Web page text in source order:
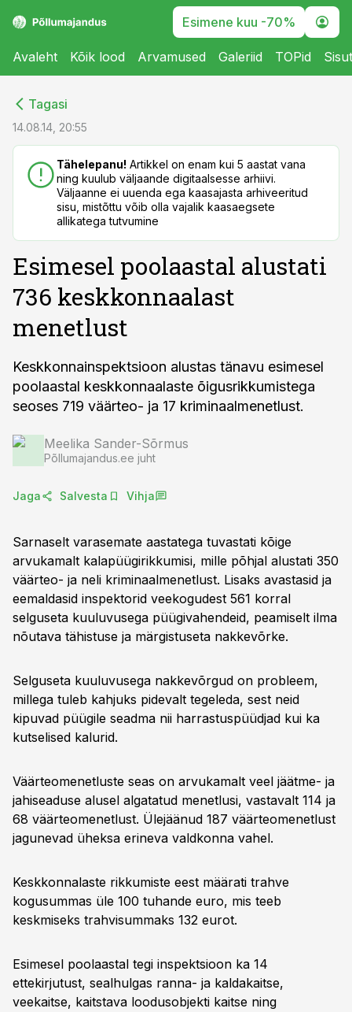
Esimene kuu -70%
Avaleht Kõik lood Arvamused Galeriid TOPid
Tagasi
14.08.14, 20:55
Tähelepanu! Artikkel on enam kui 5 aastat vana
ning kuulub väljaande digitaalsesse arhiivi.
Väljaanne ei uuenda ega kaasajasta arhiveeritud
sisu, mistõttu võib olla vajalik kaasaegsete
allikatega tutvumine
Esimesel poolaastal alustati
736 keskkonnaalast
menetlust
Keskkonnainspektsioon alustas tänavu esimesel
poolaastal keskkonnaalaste õigusrikkumistega
seoses 719 väärteo- ja 17 kriminaalmenetlust.
Meelika Sander-Sõrmus
Põllumajandus.ee juht
Jaga Salvesta Vihja
Sarnaselt varasemate aastatega tuvastati kõige
arvukamalt kalapüügirikkumisi, mille põhjal alustati 350
väärteo- ja neli kriminaalmenetlust. Lisaks avastasid ja
eemaldasid inspektorid veekogudest 561 korral
selguseta kuuluvusega püügivahendeid, peamiselt ilma
nõutava tähistuse ja märgistuseta nakkevõrke.
Selguseta kuuluvusega nakkevõrgud on probleem,
millega tuleb kahjuks pidevalt tegeleda, sest neid
kipuvad püügile seadma nii harrastuspüüdjad kui ka
kutselised kalurid.
Väärteomenetluste seas on arvukamalt veel jäätme- ja
jahiseaduse alusel algatatud menetlusi, vastavalt 114 ja
68 väärteomenetlust. Ülejäänud 187 väärteomenetlust
jagunevad üheksa erineva valdkonna vahel.
Keskkonnalaste rikkumiste eest määrati trahve
kogusummas üle 100 tuhande euro, mis teeb
keskmiseks trahvisummaks 132 eurot.
Esimesel poolaastal tegi inspektsioon ka 14
ettekirjutust, sealhulgas ranna- ja kaldakaitse,
veekaitse, kaitstava loodusobjekti kaitse ning